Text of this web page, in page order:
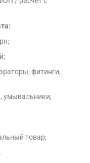
фитинги,
умывальники,
товар;